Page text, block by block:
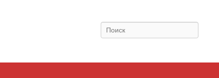
Поиск